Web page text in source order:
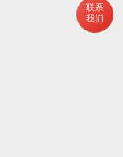
联系
我们